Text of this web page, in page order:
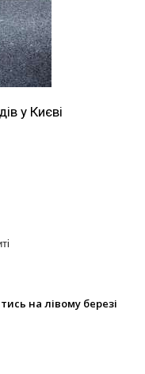
у Києві
на лівому березі